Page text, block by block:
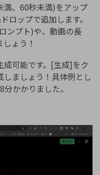
満、60秒未満)をアップ
ロップで追加します。
ンプト)や、動画の長
ょう！
可能です。[生成]をク
ましょう！具体例とし
かかりました。